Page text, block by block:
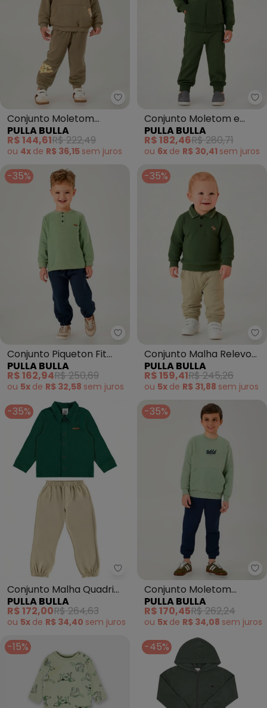
Pulla Bulla - Conjunto Moletom
Conjunto Moletom
(Verde)
PULLA BULLA
R$ 144,61R$ 222,49
ou 4x de R$ 36,15 sem juros
Conjunto Moletom e
Malha Relevo (Verde)
PULLA BULLA
R$ 182,46R$ 280,71
ou 6x de R$ 30,41 sem juros
-35%
Pulla Bulla - Conjunto Piqueton
Conjunto Piqueton Fit
(Verde)
PULLA BULLA
R$ 162,94R$ 250,69
ou 5x de R$ 32,58 sem juros
-35%
Conjunto Malha Relevo
(Verde)
PULLA BULLA
R$ 159,41R$ 245,26
ou 5x de R$ 31,88 sem juros
-35%
Pulla Bulla - Conjunto Malha
Conjunto Malha Quadri
(Verde)
PULLA BULLA
R$ 172,00R$ 264,63
ou 5x de R$ 34,40 sem juros
-35%
Conjunto Moletom
(Verde)
PULLA BULLA
R$ 170,45R$ 262,24
ou 5x de R$ 34,08 sem juros
-15% -45%